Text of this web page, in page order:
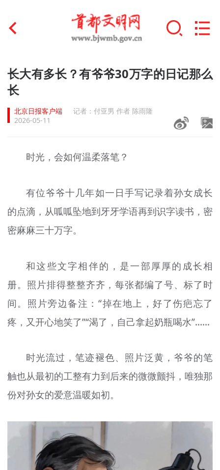
首页
文明创建
文明实践
未成年人思想道德建设
+
身边好人
文明评论
宣传思想文化人才
专题
资料库
+
长大有多长？有爷爷30万字的日记那么
长
北京日报客户端
记者：付亚男 作者 陈雨隆
2026-05-11
时光，会如何温柔落笔？
有位爷爷十几年如一日手写记录着孙女成长
的点滴，从呱呱坠地到牙牙学语再到识字读书，密
密麻麻三十万字。
和这些文字相伴的，是一部厚厚的成长相
册。照片排得整整齐齐，每张都编了号、标了时
间。照片旁边备注：“掉在地上，好了伤疤忘了
疼，又开心地笑了”“渴了，自己拿起奶瓶喝水”……
时光流过，笔迹褪色、照片泛黄，爷爷的笔
触也从最初的工整有力到后来的微微颤抖，唯独那
份对孙女的爱意温暖如初。